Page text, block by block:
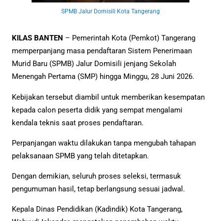
SPMB Jalur Domisili Kota Tangerang
KILAS BANTEN – Pemerintah Kota (Pemkot) Tangerang
memperpanjang masa pendaftaran Sistem Penerimaan
Murid Baru (SPMB) Jalur Domisili jenjang Sekolah
Menengah Pertama (SMP) hingga Minggu, 28 Juni 2026.
Kebijakan tersebut diambil untuk memberikan kesempatan
kepada calon peserta didik yang sempat mengalami
kendala teknis saat proses pendaftaran.
Perpanjangan waktu dilakukan tanpa mengubah tahapan
pelaksanaan SPMB yang telah ditetapkan.
Dengan demikian, seluruh proses seleksi, termasuk
pengumuman hasil, tetap berlangsung sesuai jadwal.
Kepala Dinas Pendidikan (Kadindik) Kota Tangerang,